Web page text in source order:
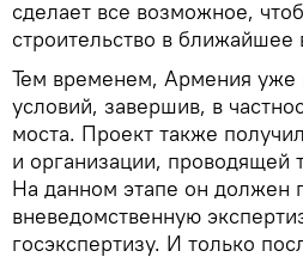
сделает все возможное,
строительство в ближайшее
Тем временем, Армения уже
условий, завершив, в
моста. Проект также
и организации, проводящей
На данном этапе он должен
вневедомственную
госэкспертизу. И только